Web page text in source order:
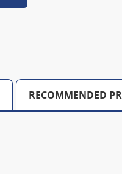
RECOMMENDED